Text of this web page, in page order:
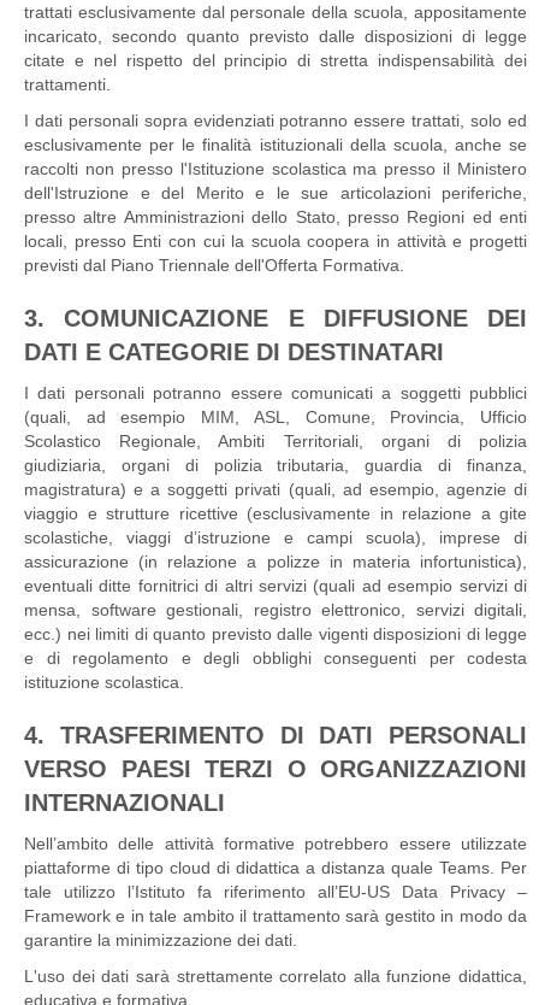
trattati esclusivamente dal personale della scuola, appositamente
incaricato, secondo quanto previsto dalle disposizioni di legge
citate e nel rispetto del principio di stretta indispensabilità dei
trattamenti.
I dati personali sopra evidenziati potranno essere trattati, solo ed
esclusivamente per le finalità istituzionali della scuola, anche se
raccolti non presso l'Istituzione scolastica ma presso il Ministero
dell'Istruzione e del Merito e le sue articolazioni periferiche,
presso altre Amministrazioni dello Stato, presso Regioni ed enti
locali, presso Enti con cui la scuola coopera in attività e progetti
previsti dal Piano Triennale dell'Offerta Formativa.
3. COMUNICAZIONE E DIFFUSIONE DEI
DATI E CATEGORIE DI DESTINATARI
I dati personali potranno essere comunicati a soggetti pubblici
(quali, ad esempio MIM, ASL, Comune, Provincia, Ufficio
Scolastico Regionale, Ambiti Territoriali, organi di polizia
giudiziaria, organi di polizia tributaria, guardia di finanza,
magistratura) e a soggetti privati (quali, ad esempio, agenzie di
viaggio e strutture ricettive (esclusivamente in relazione a gite
scolastiche, viaggi d’istruzione e campi scuola), imprese di
assicurazione (in relazione a polizze in materia infortunistica),
eventuali ditte fornitrici di altri servizi (quali ad esempio servizi di
mensa, software gestionali, registro elettronico, servizi digitali,
ecc.) nei limiti di quanto previsto dalle vigenti disposizioni di legge
e di regolamento e degli obblighi conseguenti per codesta
istituzione scolastica.
4. TRASFERIMENTO DI DATI PERSONALI
VERSO PAESI TERZI O ORGANIZZAZIONI
INTERNAZIONALI
Nell’ambito delle attività formative potrebbero essere utilizzate
piattaforme di tipo cloud di didattica a distanza quale Teams. Per
tale utilizzo l’Istituto fa riferimento all’EU-US Data Privacy –
Framework e in tale ambito il trattamento sarà gestito in modo da
garantire la minimizzazione dei dati.
L'uso dei dati sarà strettamente correlato alla funzione didattica,
educativa e formativa.